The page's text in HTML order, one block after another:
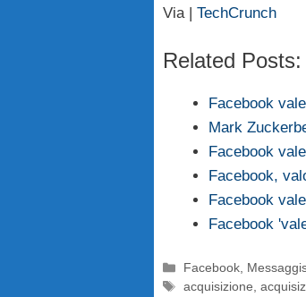
Via | TechCrunch
Related Posts:
Facebook
Mark
Facebook
Facebook,
Facebook
Facebook
Categorie
Facebook,
Tag
acquisizione,